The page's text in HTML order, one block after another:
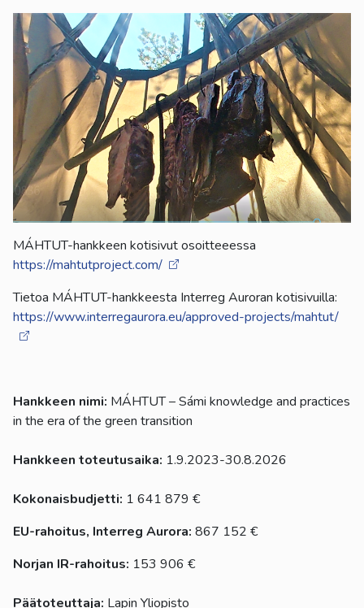
MÁHTUT-hankkeen kotisivut osoitteeessa
https://mahtutproject.com/
Tietoa MÁHTUT-hankkeesta Interreg Auroran kotisivuilla:
https://www.interregaurora.eu/approved-projects/mahtut/
Hankkeen nimi: MÁHTUT – Sámi knowledge and practices
in the era of the green transition
Hankkeen toteutusaika: 1.9.2023-30.8.2026
Kokonaisbudjetti: 1 641 879 €
EU-rahoitus, Interreg Aurora: 867 152 €
Norjan IR-rahoitus: 153 906 €
Päätoteuttaja: Lapin Yliopisto